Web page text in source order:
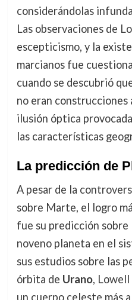
considerándolas
Las observaciones de
escepticismo, y la
marcianos fue
cuando se descubrió
no eran
ilusión óptica
las características
La predicción de
A pesar de la
sobre Marte, el logro
fue su predicción sobre
noveno planeta en el
sus estudios sobre las
órbita de Urano, Lowell
un cuerpo celeste más